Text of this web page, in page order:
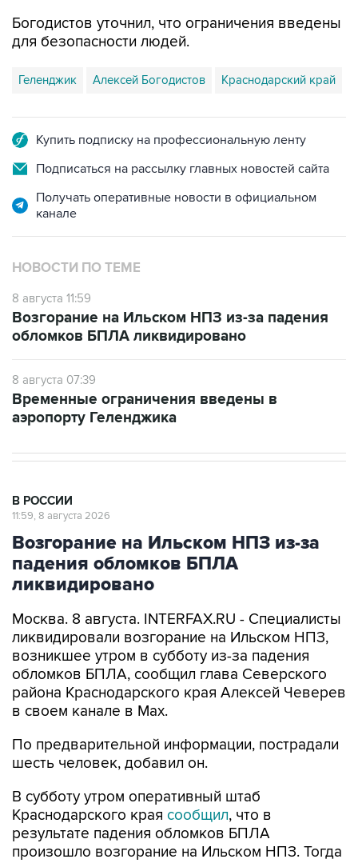
Богодистов уточнил, что ограничения введены
для безопасности людей.
Геленджик Алексей Богодистов Краснодарский край
Купить подписку на профессиональную ленту
Подписаться на рассылку главных новостей сайта
Получать оперативные новости в официальном
канале
НОВОСТИ ПО ТЕМЕ
8 августа 11:59
Возгорание на Ильском НПЗ из-за падения
обломков БПЛА ликвидировано
8 августа 07:39
Временные ограничения введены в
аэропорту Геленджика
В РОССИИ
11:59, 8 августа 2026
Возгорание на Ильском НПЗ из-за
падения обломков БПЛА
ликвидировано
Москва. 8 августа. INTERFAX.RU - Специалисты
ликвидировали возгорание на Ильском НПЗ,
возникшее утром в субботу из-за падения
обломков БПЛА, сообщил глава Северского
района Краснодарского края Алексей Чеверев
в своем канале в Max.
По предварительной информации, пострадали
шесть человек, добавил он.
В субботу утром оперативный штаб
Краснодарского края сообщил, что в
результате падения обломков БПЛА
произошло возгорание на Ильском НПЗ. Тогда